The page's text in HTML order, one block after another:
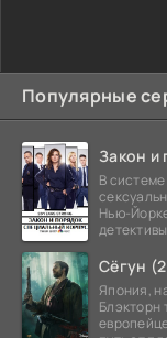
Популярные
В
Нью-
Сёгун
Япония,
Блэкторн